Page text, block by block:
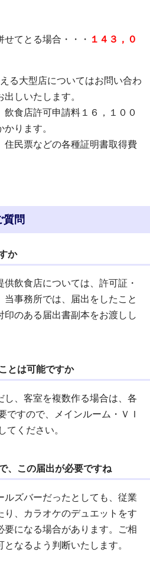
てとる場合・・・ １４３，０
る大型店についてはお問い合わ
しいたします。
飲食店許可申請料１６，１００
ります。
住民票などの各種証明書取得費
問
か
飲食店については、許可証・
事務所では、届出をしたこと
のある届出書副本をお渡しし
とは可能ですか
、客室を複数作る場合は、各
ですので、メインルーム・ＶＩ
てください。
、この届出が必要ですね
ズバーだったとしても、従業
り、カラオケのデュエットをす
要になる場合があります。ご相
なるよう判断いたします。